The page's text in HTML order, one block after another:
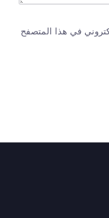
في هذا المتصفح